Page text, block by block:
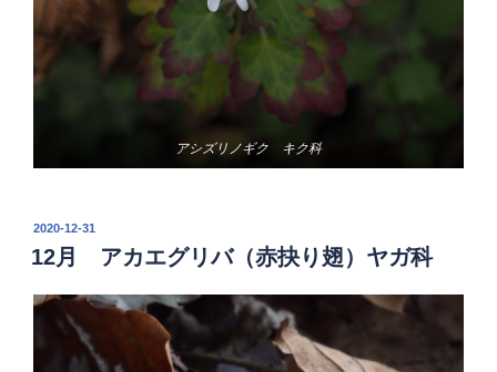
アシズリノギク キク科
投
稿
日:
2020-12-31
12月 アカエグリバ（赤抉り翅）ヤガ科